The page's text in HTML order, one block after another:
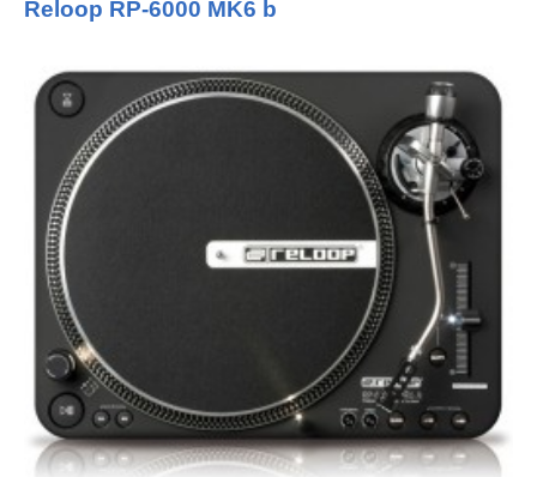
Reloop RP-6000 MK6 b